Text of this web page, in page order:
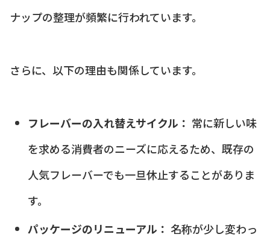
ナップの整理が頻繁に行われています。
さらに、以下の理由も関係しています。
フレーバーの入れ替えサイクル： 常に新しい味
を求める消費者のニーズに応えるため、既存の
人気フレーバーでも一旦休止することがありま
す。
パッケージのリニューアル： 名称が少し変わっ